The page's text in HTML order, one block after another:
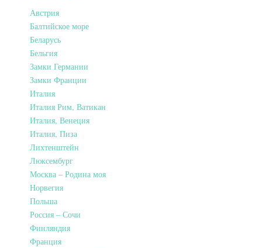
Австрия
Балтийское море
Беларусь
Бельгия
Замки Германии
Замки Франции
Италия
Италия Рим, Ватикан
Италия, Венеция
Италия, Пиза
Лихтенштейн
Люксембург
Москва – Родина моя
Норвегия
Польша
Россия – Сочи
Финляндия
Франция